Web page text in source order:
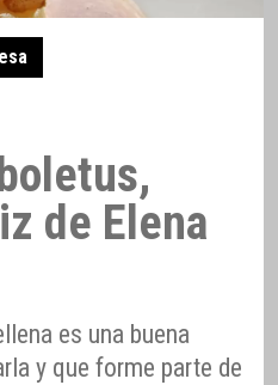
de Elena
es una buena
y que forme parte de